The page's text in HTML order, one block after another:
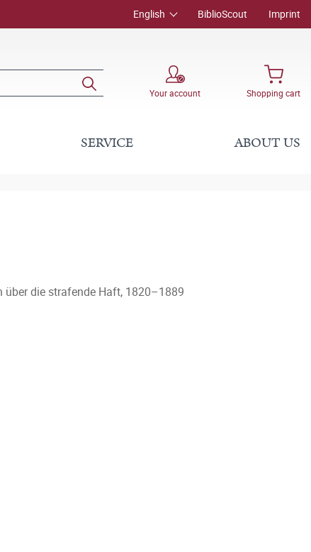
English BiblioScout Imprint
Your account Shopping cart
SERVICE ABOUT US
die strafende Haft, 1820–1889